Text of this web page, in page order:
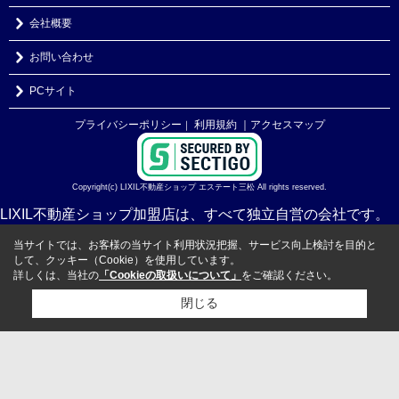
会社概要
お問い合わせ
PCサイト
プライバシーポリシー ｜ 利用規約 ｜アクセスマップ
Copyright(c) LIXIL不動産ショップ エステート三松 All rights reserved.
LIXIL不動産ショップ加盟店は、すべて独立自営の会社です。
当サイトでは、お客様の当サイト利用状況把握、サービス向上検討を目的と
して、クッキー（Cookie）を使用しています。
詳しくは、当社の 「Cookieの取扱いについて」 をご確認ください。
閉じる